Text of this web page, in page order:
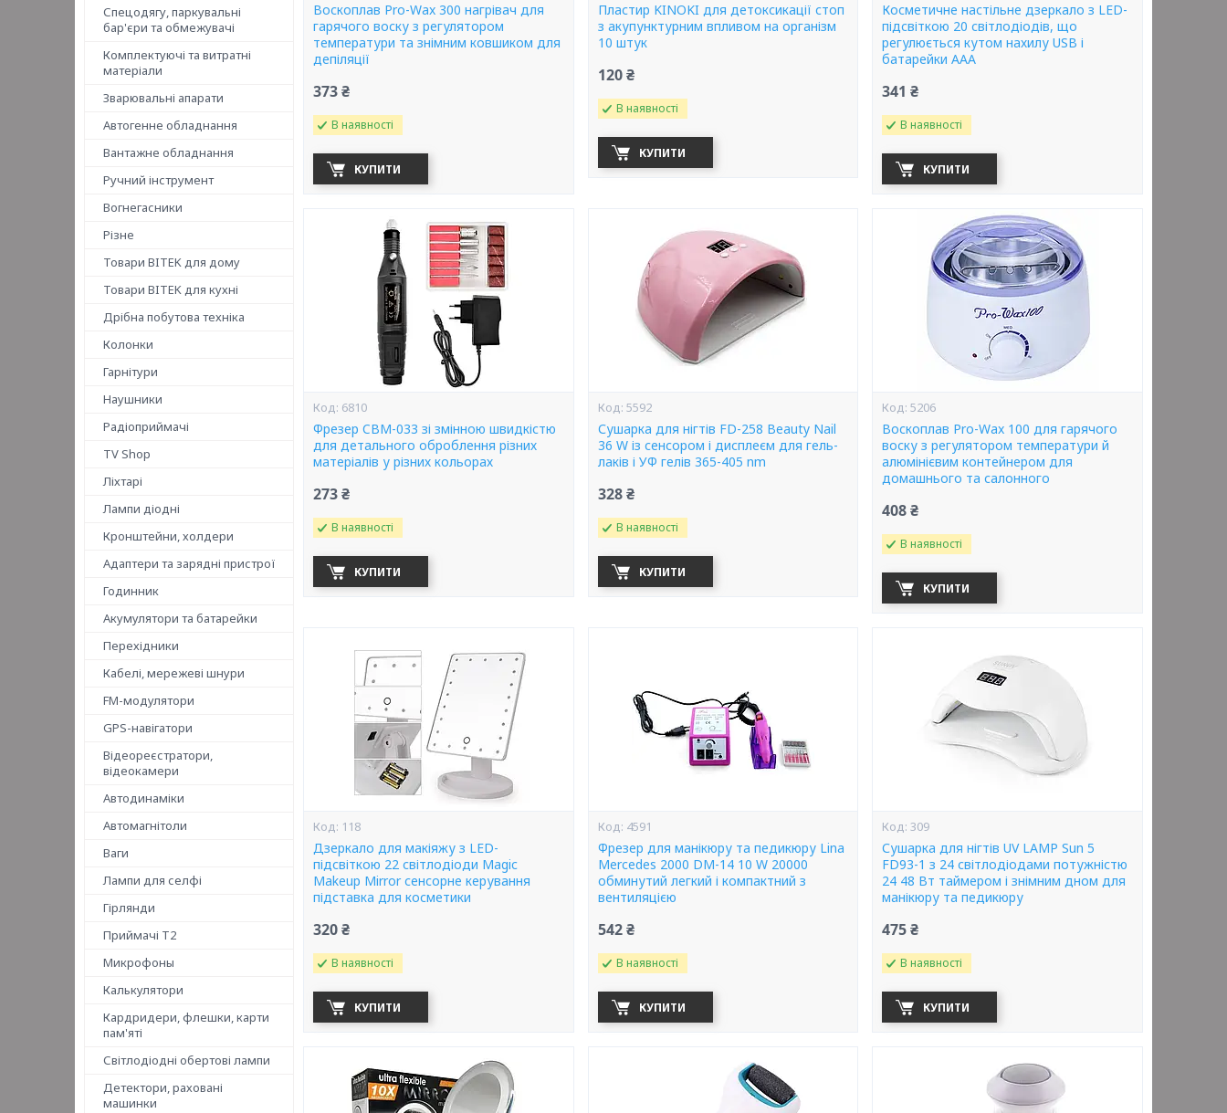
Спецодягу, паркувальні
бар'єри та обмежувачі
Комплектуючі та витратні
матеріали
Зварювальні апарати
Автогенне обладнання
Вантажне обладнання
Ручний інструмент
Вогнегасники
Різне
Товари BITEK для дому
Товари BITEK для кухні
Дрібна побутова техніка
Колонки
Гарнітури
Наушники
Радіоприймачі
TV Shop
Ліхтарі
Лампи діодні
Кронштейни, холдери
Адаптери та зарядні пристрої
Годинник
Акумулятори та батарейки
Перехідники
Кабелі, мережеві шнури
FM-модулятори
GPS-навігатори
Відеореєстратори,
відеокамери
Автодинаміки
Автомагнітоли
Ваги
Лампи для селфі
Гірлянди
Приймачі T2
Микрофоны
Калькулятори
Кардридери, флешки, карти
пам'яті
Світлодіодні обертові лампи
Детектори, раховані
машинки
Воскоплав Pro-Wax 300 нагрівач для
гарячого воску з регулятором
температури та знімним ковшиком для
депіляції
373 ₴
В наявності
КУПИТИ
Пластир KINOKI для детоксикації стоп
з акупунктурним впливом на організм
10 штук
120 ₴
В наявності
КУПИТИ
Косметичне настільне дзеркало з LED-
підсвіткою 20 світлодіодів, що
регулюється кутом нахилу USB і
батарейки AAA
341 ₴
В наявності
КУПИТИ
6810
Фрезер CBM-033 зі змінною швидкістю
для детального оброблення різних
матеріалів у різних кольорах
273 ₴
В наявності
КУПИТИ
5592
Сушарка для нігтів FD-258 Beauty Nail
36 W із сенсором і дисплеєм для гель-
лаків і УФ гелів 365-405 nm
328 ₴
В наявності
КУПИТИ
5206
Воскоплав Pro-Wax 100 для гарячого
воску з регулятором температури й
алюмінієвим контейнером для
домашнього та салонного
408 ₴
В наявності
КУПИТИ
118
Дзеркало для макіяжу з LED-
підсвіткою 22 світлодіоди Magic
Makeup Mirror сенсорне керування
підставка для косметики
320 ₴
В наявності
КУПИТИ
4591
Фрезер для манікюру та педикюру Lina
Mercedes 2000 DM-14 10 W 20000
обминутий легкий і компактний з
вентиляцією
542 ₴
В наявності
КУПИТИ
309
Сушарка для нігтів UV LAMP Sun 5
FD93-1 з 24 світлодіодами потужністю
24 48 Вт таймером і знімним дном для
манікюру та педикюру
475 ₴
В наявності
КУПИТИ